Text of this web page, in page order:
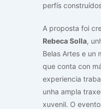
perfís
A proposta foi
Rebeca Solla,
Belas Artes e un
que conta con
experiencia
unha ampla
xuvenil. O